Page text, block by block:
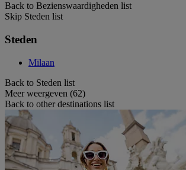
Back to Bezienswaardigheden list
Skip Steden list
Steden
Milaan
Back to Steden list
Meer weergeven (62)
Back to other destinations list